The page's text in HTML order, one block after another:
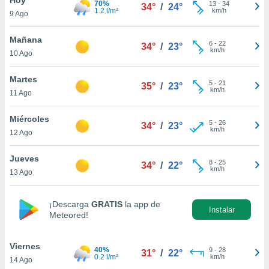
en
más
nuestra
de
aceptar
de
9 Ago
70%
1.2 l/m²
34° / 24° 13- 34
km/h
Mañana
10 Ago
34° / 23° 6- 22
km/h
Martes
11 Ago
35° / 23° 5- 21
km/h
Miércoles
12 Ago
34° / 23° 5- 26
km/h
Jueves
13 Ago
34° / 22° 8- 25
km/h
¡Descarga GRATIS la app de
Meteored!
Instalar
Viernes
14 Ago
40%
0.2 l/m²
31° / 22° 9- 28
km/h